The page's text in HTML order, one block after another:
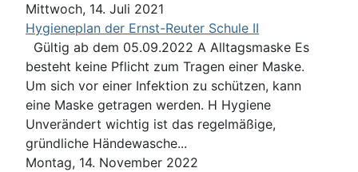
Mittwoch, 14. Juli 2021
Hygieneplan der Ernst-Reuter Schule II
Gültig ab dem 05.09.2022 A Alltagsmaske Es
besteht keine Pflicht zum Tragen einer Maske.
Um sich vor einer Infektion zu schützen, kann
eine Maske getragen werden. H Hygiene
Unverändert wichtig ist das regelmäßige,
gründliche Händewasche...
Montag, 14. November 2022